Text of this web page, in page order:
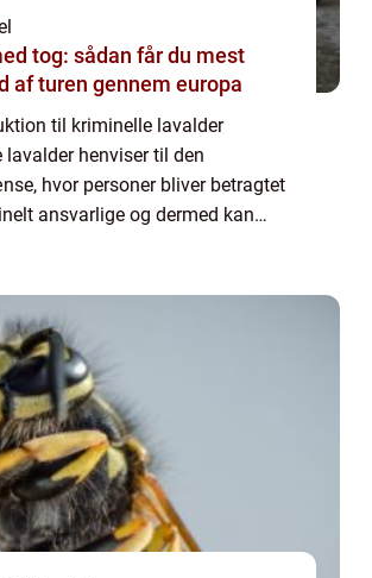
tog: sådan får du mest
af turen gennem europa
til kriminelle lavalder
lavalder henviser til den
hvor personer bliver betragtet
ansvarlige og dermed kan